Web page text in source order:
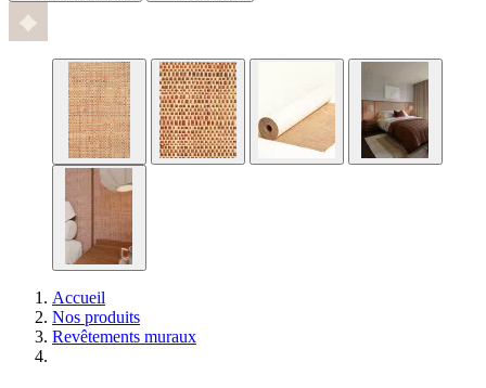
Accueil
Nos produits
Revêtements muraux